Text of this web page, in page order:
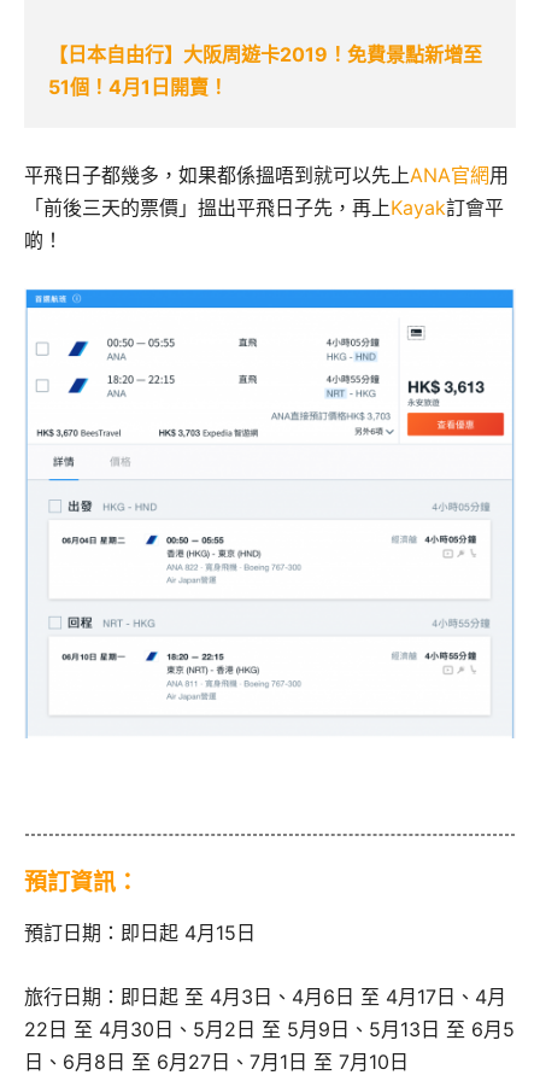
【日本自由行】大阪周遊卡2019！免費景點新增至
51個！4月1日開賣！
平飛日子都幾多，如果都係搵唔到就可以先上ANA官網用
「前後三天的票價」搵出平飛日子先，再上Kayak訂會平
啲！
預訂資訊：
預訂日期：即日起 4月15日
旅行日期：即日起 至 4月3日、4月6日 至 4月17日、4月
22日 至 4月30日、5月2日 至 5月9日、5月13日 至 6月5
日、6月8日 至 6月27日、7月1日 至 7月10日